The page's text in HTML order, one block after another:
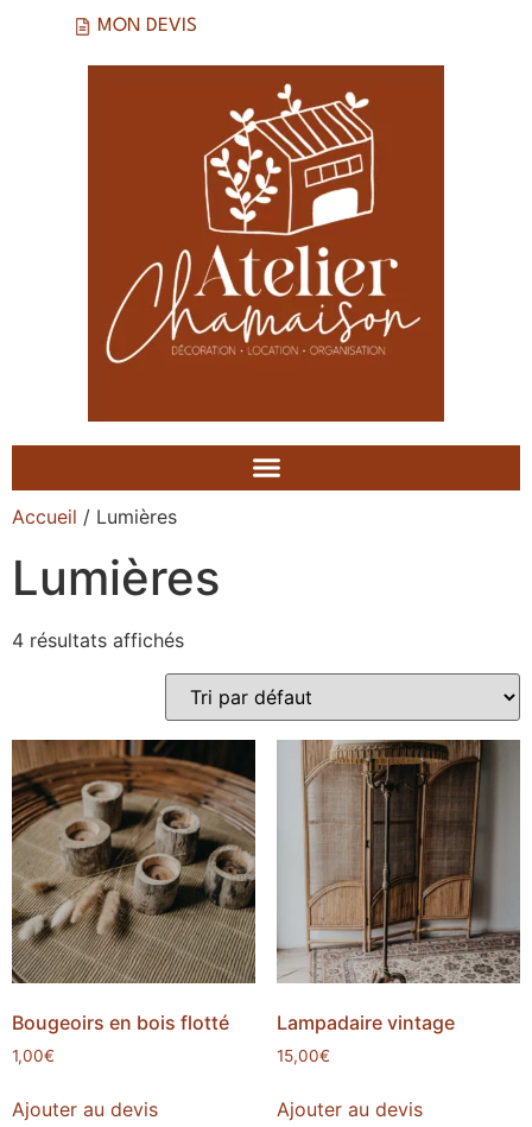
MON DEVIS
Accueil / Lumières
Lumières
4 résultats affichés
Bougeoirs en bois flotté
1,00€
Ajouter au devis
Lampadaire vintage
15,00€
Ajouter au devis